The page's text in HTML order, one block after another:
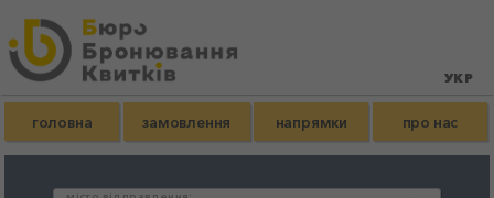
головна замовлення напрямки про нас